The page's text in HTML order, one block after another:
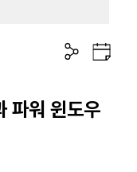
공
유
구
글
더
파워 윈도우